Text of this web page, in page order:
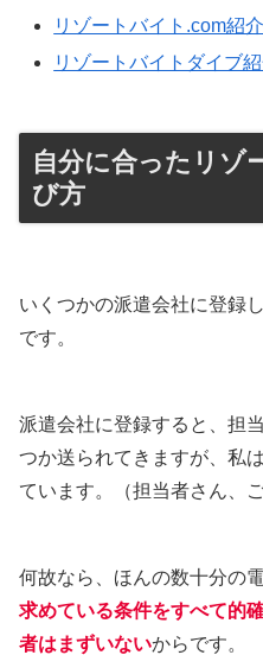
リゾートバイト.com紹
リゾートバイトダイブ
自分に合ったリゾ
び方
いくつかの派遣会社に登録
です。
派遣会社に登録すると、担
つか送られてきますが、私
ています。（担当者さん、
何故なら、ほんの数十分の
求めている条件をすべて的
者はまずいないからです。